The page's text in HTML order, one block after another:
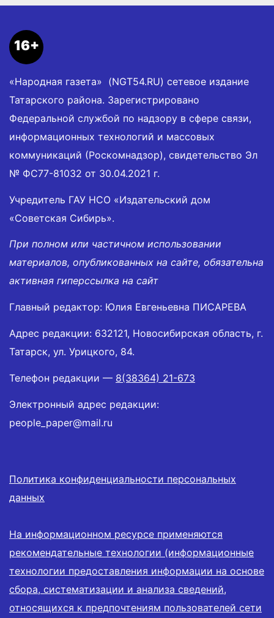
16+
«Народная газета» (NGT54.RU) сетевое издание
Татарского района. Зарегистрировано
Федеральной службой по надзору в сфере связи,
информационных технологий и массовых
коммуникаций (Роскомнадзор), свидетельство Эл
№ ФС77-81032 от 30.04.2021 г.
Учредитель ГАУ НСО «Издательский дом
«Советская Сибирь».
При полном или частичном использовании
материалов, опубликованных на сайте, обязательна
активная гиперссылка на сайт
Главный редактор: Юлия Евгеньевна ПИСАРЕВА
Адрес редакции: 632121, Новосибирская область, г.
Татарск, ул. Урицкого, 84.
Телефон редакции — 8(38364) 21-673
Электронный адрес редакции:
people_paper@mail.ru
Политика конфиденциальности персональных
данных
На информационном ресурсе применяются
рекомендательные технологии (информационные
технологии предоставления информации на основе
сбора, систематизации и анализа сведений,
относящихся к предпочтениям пользователей сети